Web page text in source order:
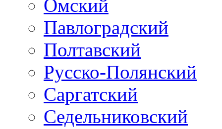
Омский
Павлоградский
Полтавский
Русско-Полянский
Саргатский
Седельниковский